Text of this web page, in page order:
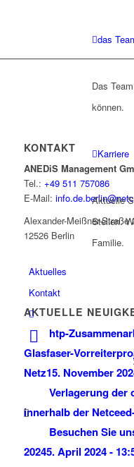
das
Das
können.
Karriere
Aktuelle
Stellen.
Familie.
Aktuelles
Kontakt
KONTAKT
ANEDiS Management
Tel.: +49 511 757086
E-Mail:
Alexander-Meißner-Straße
12526 Berlin
AKTUELLE
htp-
Glasfaser-
Netz15. November
Verlagerung der
innerhalb der
Besuchen Sie
20245. April 2024 -